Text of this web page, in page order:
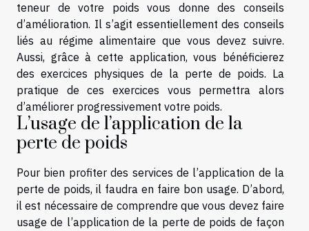
teneur de votre poids vous donne des conseils
d’amélioration. Il s’agit essentiellement des conseils
liés au régime alimentaire que vous devez suivre.
Aussi, grâce à cette application, vous bénéficierez
des exercices physiques de la perte de poids. La
pratique de ces exercices vous permettra alors
d’améliorer progressivement votre poids.
L’usage de l’application de la
perte de poids
Pour bien profiter des services de l’application de la
perte de poids, il faudra en faire bon usage. D’abord,
il est nécessaire de comprendre que vous devez faire
usage de l’application de la perte de poids de façon